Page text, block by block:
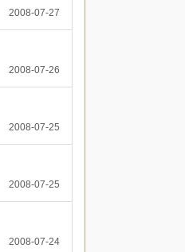
2008-07-27
2008-07-26
2008-07-25
2008-07-25
2008-07-24